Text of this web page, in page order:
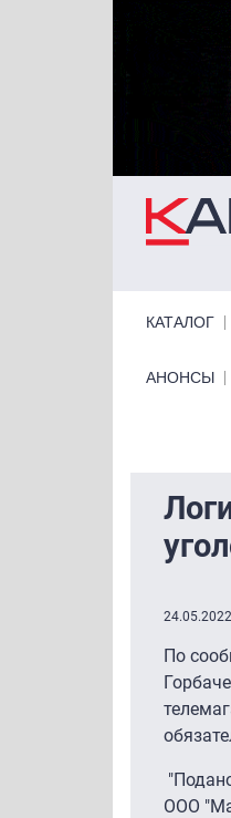
Перейти к основному
КАТАЛОГ
Primary links
АНОНСЫ
По
ООО